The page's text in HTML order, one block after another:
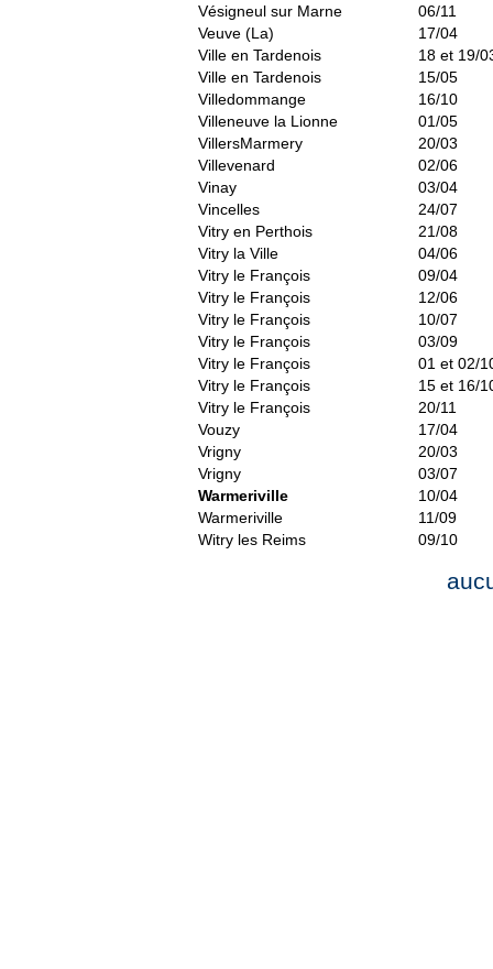
Vésigneul sur Marne
06/11
Veuve (La)
17/04
Ville en Tardenois
18 et 19/
Ville en Tardenois
15/05
Villedommange
16/10
Villeneuve la Lionne
01/05
VillersMarmery
20/03
Villevenard
02/06
Vinay
03/04
Vincelles
24/07
Vitry en Perthois
21/08
Vitry la Ville
04/06
Vitry le François
09/04
Vitry le François
12/06
Vitry le François
10/07
Vitry le François
03/09
Vitry le François
01 et 02/
Vitry le François
15 et 16/
Vitry le François
20/11
Vouzy
17/04
Vrigny
20/03
Vrigny
03/07
Warmeriville
10/04
Warmeriville
11/09
Witry les Reims
09/10